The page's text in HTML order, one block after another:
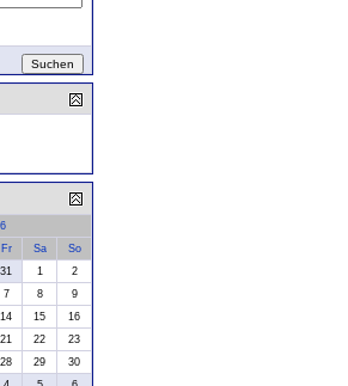
Fr Sa
So
31 1
2
7 8
9
14 15
16
21 22
23
28 29
30